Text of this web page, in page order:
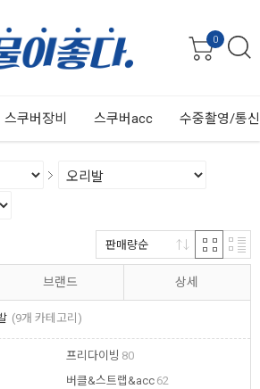
0
스쿠버장비 스쿠버acc 수중촬영/통
(9개 카테고리)
프리다이빙 80
버클&스트랩&acc 62
브랜드 상세
판매량순